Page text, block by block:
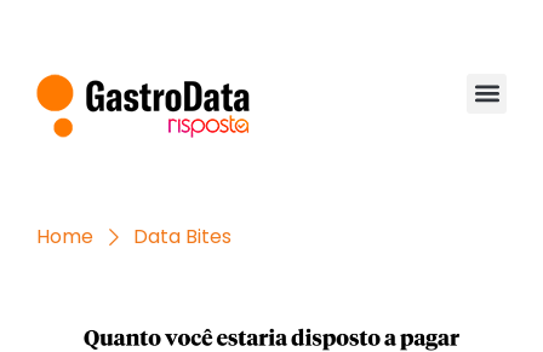
Home Data Bites